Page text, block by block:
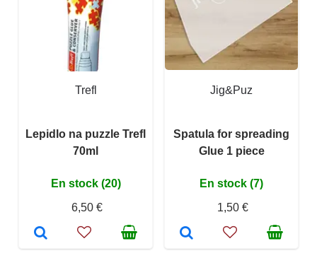
Trefl
Lepidlo na puzzle Trefl
70ml
En stock (20)
6,50 €
Jig&Puz
Spatula for spreading
Glue 1 piece
En stock (7)
1,50 €